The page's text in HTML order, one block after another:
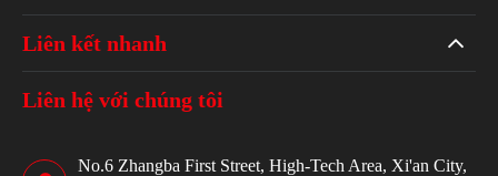
Liên kết nhanh
Liên hệ với chúng tôi
No.6 Zhangba First Street, High-Tech Area, Xi'an City,